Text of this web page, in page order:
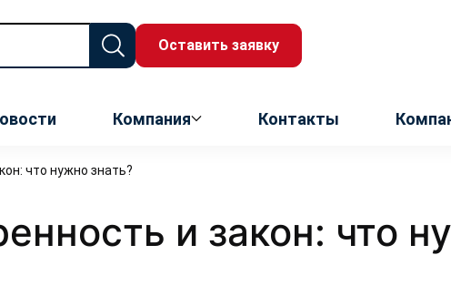
Оставить заявку
Компания Контакты
что нужно знать?
и закон: что